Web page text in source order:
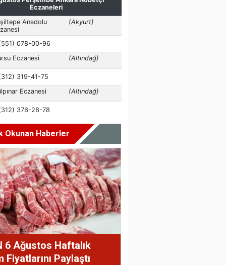
Okunan Haberler
6 Ağustos Haftalık
Fiyatlarını Paylaştı